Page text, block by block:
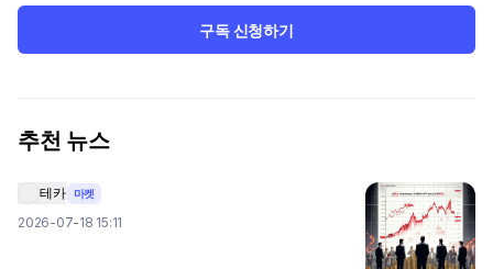
구독 신청하기
추천 뉴스
테카 마켓
2026-07-18 15:11